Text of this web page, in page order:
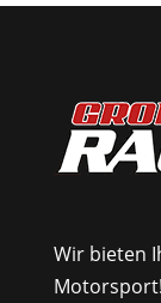
Wir bieten